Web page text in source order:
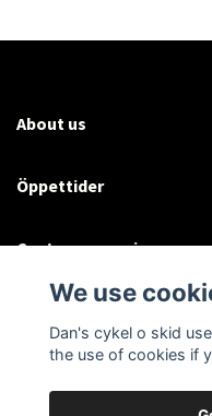
About us
Öppettider
Customer service
We use
Dan's cykel o skid
the use of cookies if